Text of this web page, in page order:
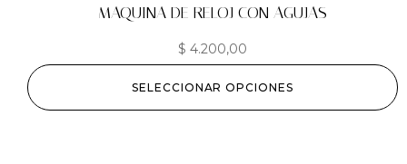
MAQUINA DE RELOJ CON AGUJAS
$ 4.200,00
SELECCIONAR OPCIONES